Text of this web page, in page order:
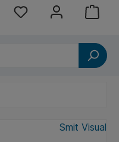
Referenties
Smit Visual